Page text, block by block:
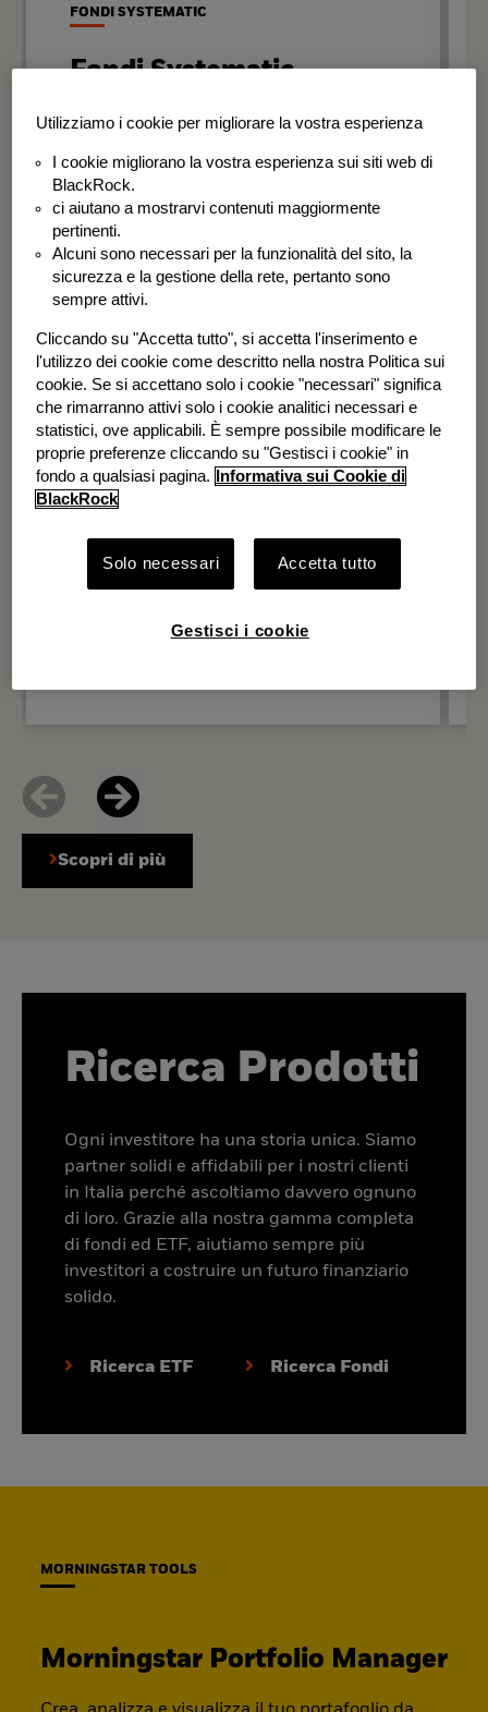
FONDI SYSTEMATIC
Fondi Systematic
Strategie quantitative basate sui dati
disciplinato e coerente nel tempo.
BSF Systematic World Equity Fund
BGF Systematic Global Equity High
Income Fund
Scopri di più
Ricerca Prodotti
Ogni investitore ha una storia unica. Siamo
partner solidi e affidabili per i nostri clienti
in Italia perché ascoltiamo davvero ognuno
di loro. Grazie alla nostra gamma completa
di fondi ed ETF, aiutiamo sempre più
investitori a costruire un futuro finanziario
solido.
Ricerca ETF Ricerca Fondi
MORNINGSTAR TOOLS
Morningstar Portfolio Manager
Utilizziamo i cookie per migliorare la vostra esperienza
I cookie migliorano la vostra esperienza sui siti web di
BlackRock.
ci aiutano a mostrarvi contenuti maggiormente
pertinenti.
Alcuni sono necessari per la funzionalità del sito, la
sicurezza e la gestione della rete, pertanto sono
sempre attivi.
Cliccando su "Accetta tutto", si accetta l'inserimento e
l'utilizzo dei cookie come descritto nella nostra Politica sui
cookie. Se si accettano solo i cookie "necessari" significa
che rimarranno attivi solo i cookie analitici necessari e
statistici, ove applicabili. È sempre possibile modificare le
proprie preferenze cliccando su "Gestisci i cookie" in
fondo a qualsiasi pagina.
Informativa sui Cookie di
BlackRock
Solo necessari Accetta tutto
Gestisci i cookie